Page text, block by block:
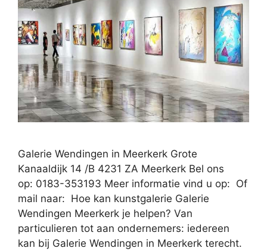
Galerie Wendingen in Meerkerk Grote
Kanaaldijk 14 /B 4231 ZA Meerkerk Bel ons
op: 0183-353193 Meer informatie vind u op: Of
mail naar: Hoe kan kunstgalerie Galerie
Wendingen Meerkerk je helpen? Van
particulieren tot aan ondernemers: iedereen
kan bij Galerie Wendingen in Meerkerk terecht.